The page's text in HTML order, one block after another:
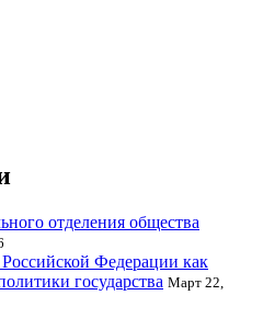
отделения общества
Федерации как
государства Март 22,